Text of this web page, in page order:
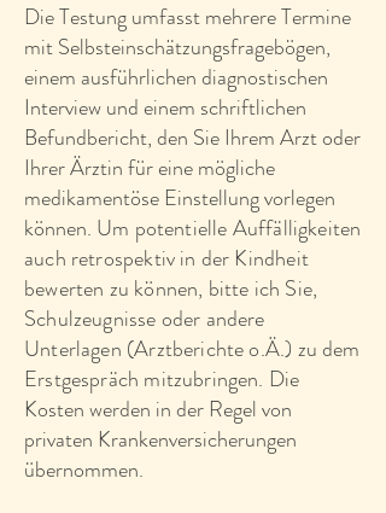
Die Testung umfasst mehrere Termine
mit Selbsteinschätzungsfragebögen,
einem ausführlichen diagnostischen
Interview und einem schriftlichen
Befundbericht, den Sie Ihrem Arzt oder
Ihrer Ärztin für eine mögliche
medikamentöse Einstellung vorlegen
können. Um potentielle Auffälligkeiten
auch retrospektiv in der Kindheit
bewerten zu können, bitte ich Sie,
Schulzeugnisse oder andere
Unterlagen (Arztberichte o.Ä.) zu dem
Erstgespräch mitzubringen. Die
Kosten werden in der Regel von
privaten Krankenversicherungen
übernommen.